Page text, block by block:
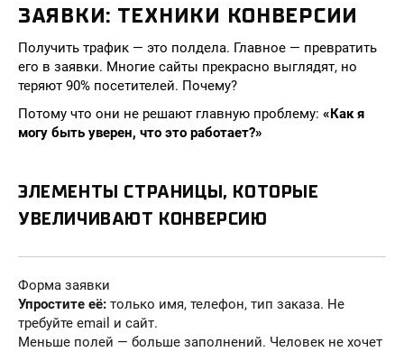
ЗАЯВКИ: ТЕХНИКИ КОНВЕРСИИ
Получить трафик — это полдела. Главное — превратить
его в заявки. Многие сайты прекрасно выглядят, но
теряют 90% посетителей. Почему?
Потому что они не решают главную проблему: «Как я
могу быть уверен, что это работает?»
ЭЛЕМЕНТЫ СТРАНИЦЫ, КОТОРЫЕ
УВЕЛИЧИВАЮТ КОНВЕРСИЮ
Форма заявки
Упростите её: только имя, телефон, тип заказа. Не
требуйте email и сайт.
Меньше полей — больше заполнений. Человек не хочет